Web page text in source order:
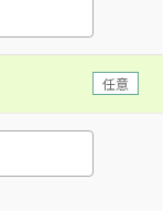
任意